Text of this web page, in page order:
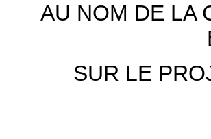
AU NOM DE LA
SUR LE